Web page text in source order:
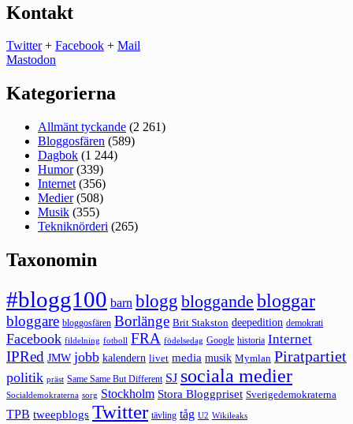
Kontakt
Twitter+ Facebook + Mail
Mastodon
Kategorierna
Allmänt tyckande (2 261)
Bloggosfären (589)
Dagbok (1 244)
Humor(339)
Internet (356)
Medier(508)
Musik (355)
Tekniknörderi (265)
Taxonomin
#blogg100 barn blogg bloggande bloggar
bloggare bloggosfären Borlänge Brit Stakston deepedition demokrati
Facebook fildelning fotboll FRA födelsedag Google historia Internet
IPRed JMW jobb kalendern livet media musik Mymlan Piratpartiet
politik präst Same Same But Different SJ sociala medier
Socialdemokraterna sorg Stockholm Stora Bloggpriset Sverigedemokraterna
TPB tweepblogs Twitter tävling tåg U2 Wikileaks